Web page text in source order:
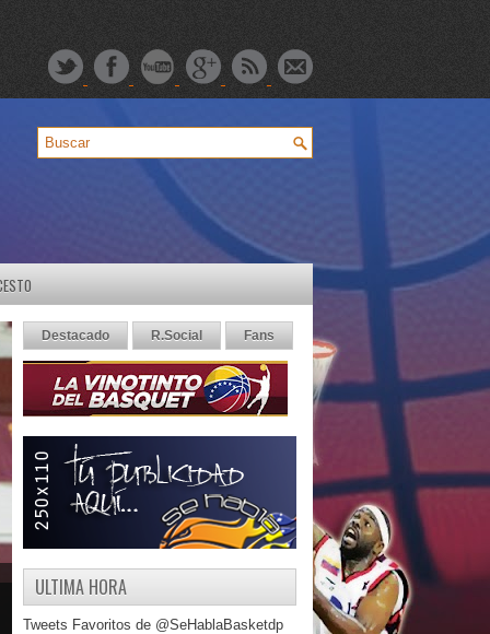
Destacado R.Social Fans
ULTIMA HORA
Tweets Favoritos de @SeHablaBasketdp